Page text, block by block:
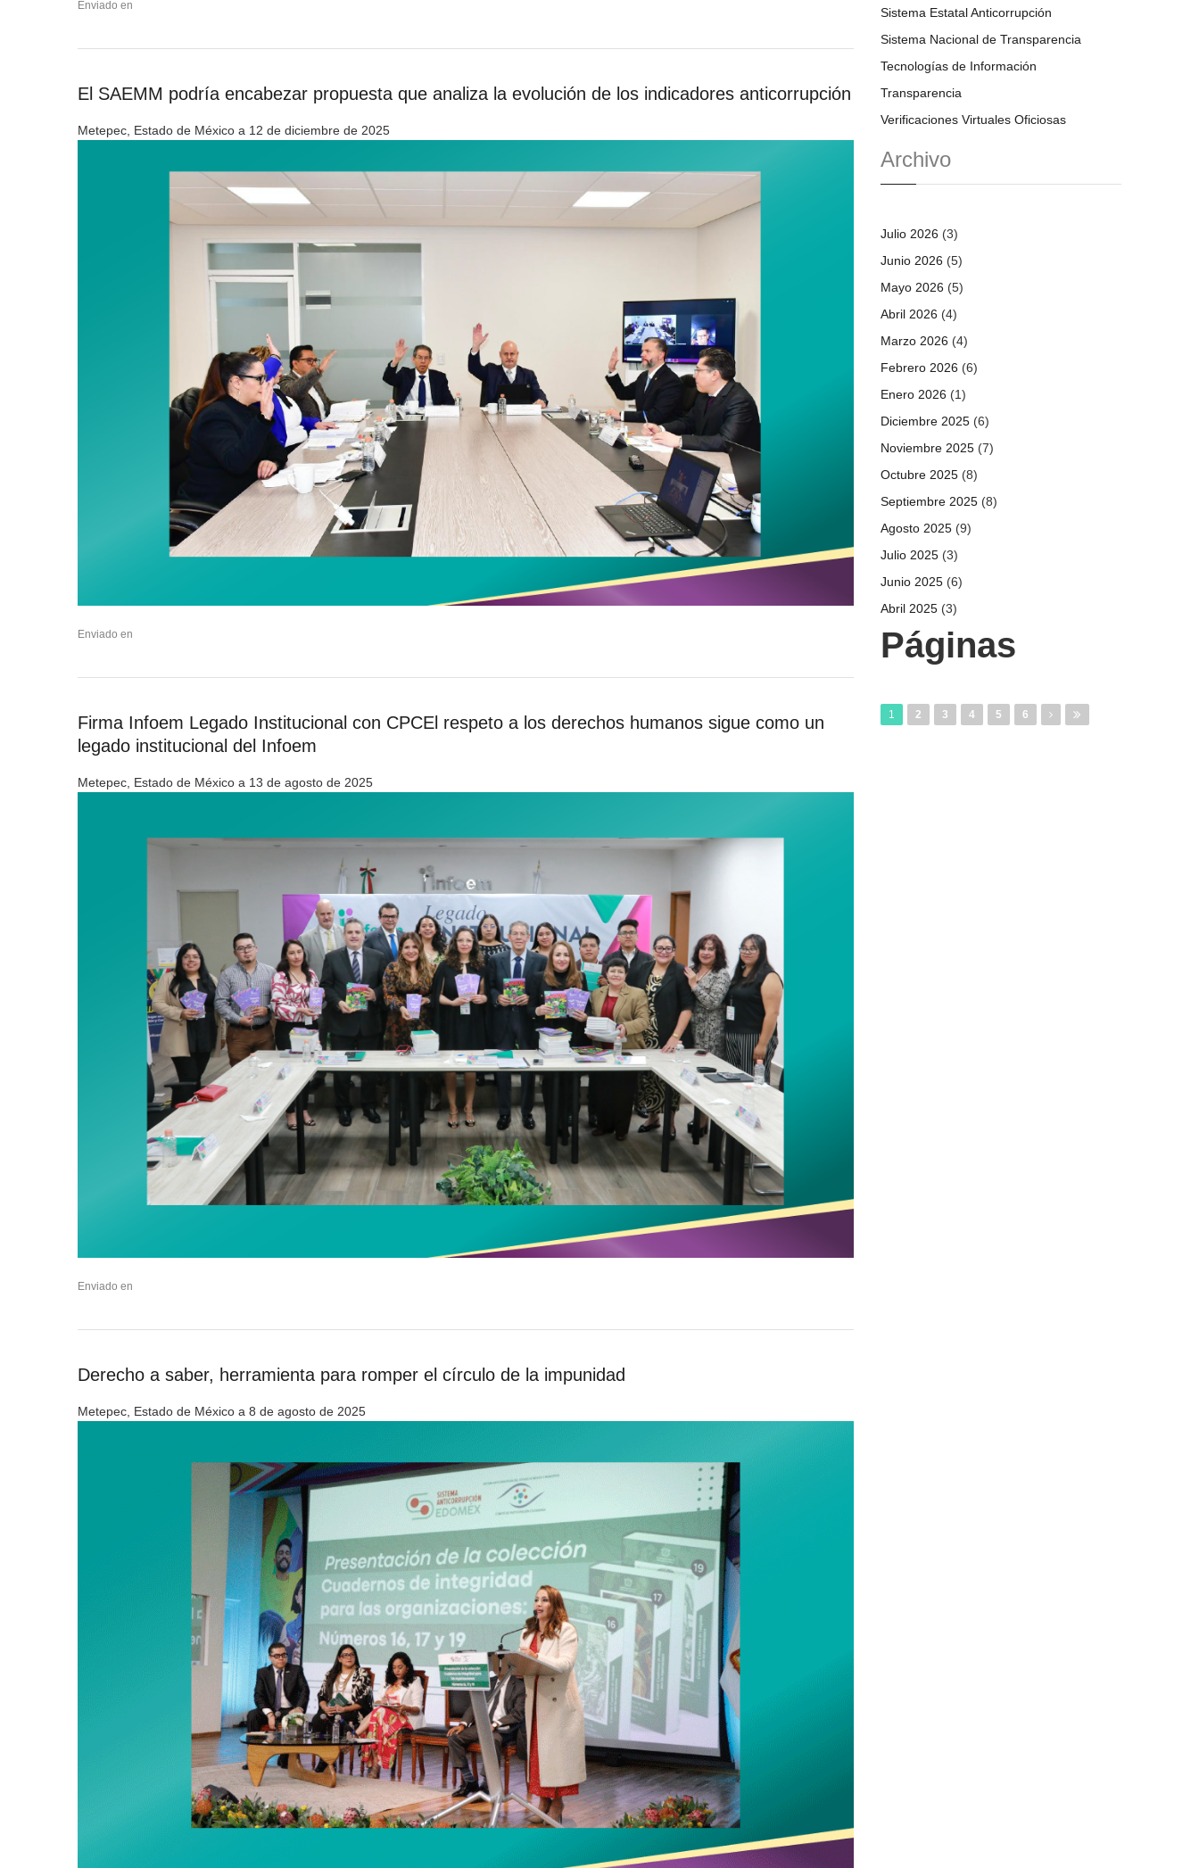
Enviado en
El SAEMM podría encabezar propuesta que analiza la evolución de los indicadores anticorrupción
Metepec, Estado de México a 12 de diciembre de 2025
Enviado en
Firma Infoem Legado Institucional con CPCEl respeto a los derechos humanos sigue como un
legado institucional del Infoem
Metepec, Estado de México a 13 de agosto de 2025
Enviado en
Derecho a saber, herramienta para romper el círculo de la impunidad
Metepec, Estado de México a 8 de agosto de 2025
Sistema Estatal Anticorrupción
Sistema Nacional de Transparencia
Tecnologías de Información
Transparencia
Verificaciones Virtuales Oficiosas
Archivo
Julio 2026 (3)
Junio 2026 (5)
Mayo 2026 (5)
Abril 2026 (4)
Marzo 2026 (4)
Febrero 2026 (6)
Enero 2026 (1)
Diciembre 2025 (6)
Noviembre 2025 (7)
Octubre 2025 (8)
Septiembre 2025 (8)
Agosto 2025 (9)
Julio 2025 (3)
Junio 2025 (6)
Abril 2025 (3)
Páginas
1 2 3 4 5 6